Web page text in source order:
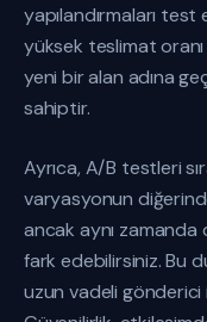
yapılandırmaları
yüksek teslimat oranı
yeni bir alan adına
sahiptir.
Ayrıca, A/B testleri
varyasyonun
ancak aynı
fark edebilirsiniz. Bu
uzun vadeli gönderici